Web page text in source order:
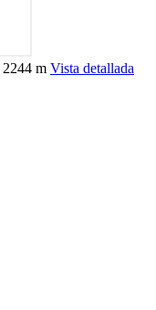
2244 m Vista detallada